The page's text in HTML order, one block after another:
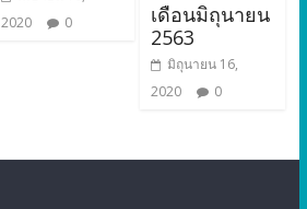
2020
0
เดือนมิถุนายน
2563
มิถุนายน 16,
2020
0